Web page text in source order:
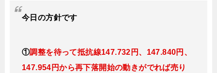
今日の方針です
①調整を待って抵抗線147.732円、147.840円、
147.954円から再下落開始の動きがでれば売り